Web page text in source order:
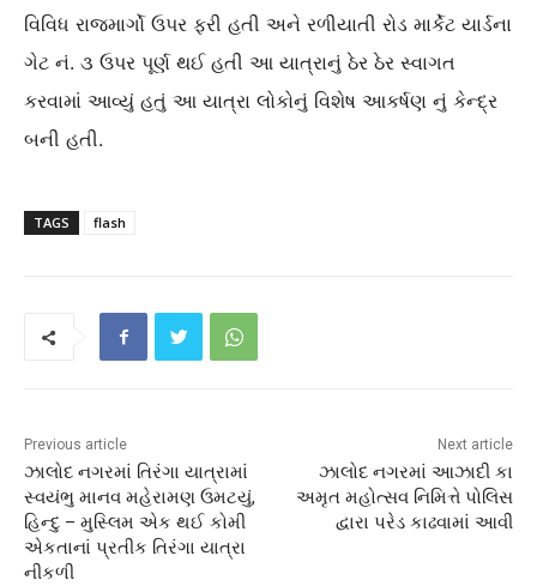
વિવિધ રાજમાર્ગો ઉપર ફરી હતી અને રળીયાતી રોડ માર્કેટ યાર્ડના
ગેટ નં. ૩ ઉપર પૂર્ણ થઈ હતી આ યાત્રાનું ઠેર ઠેર સ્વાગત
કરવામાં આવ્યું હતું આ યાત્રા લોકોનું વિશેષ આકર્ષણ નું કેન્દ્ર
બની હતી.
TAGS flash
Previous article
ઝાલોદ નગરમાં તિરંગા યાત્રામાં
સ્વયંભુ માનવ મહેરામણ ઉમટયું,
હિન્દુ – મુસ્લિમ એક થઈ કોમી
એકતાનાં પ્રતીક તિરંગા યાત્રા
નીકળી
Next article
ઝાલોદ નગરમાં આઝાદી કા
અમૃત મહોત્સવ નિમિત્તે પોલિસ
દ્વારા પરેડ કાઢવામાં આવી